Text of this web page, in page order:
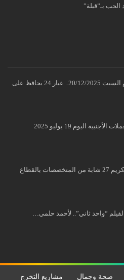
الحب بـ”قبلة”
سعر الذهب اليوم السبت 20/12/2025.. عيار 24 يحافظ على
اليوم 19 يوليو 2025
بمشاركة مصر.. تكريم 27 شابة من المتخصصات بالقطاع
“واحد ثاني”.. لأحمد حلمي…
صحة وجمال مشاريع التخرج